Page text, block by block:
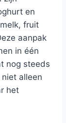
en
fruit
aanpak
in één
nog steeds
alleen
het